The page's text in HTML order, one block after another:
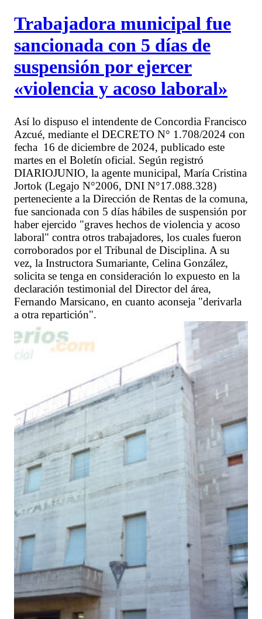
Trabajadora municipal fue
sancionada con 5 días de
suspensión por ejercer
«violencia y acoso laboral»
Así lo dispuso el intendente de Concordia Francisco
Azcué, mediante el DECRETO N° 1.708/2024 con
fecha 16 de diciembre de 2024, publicado este
martes en el Boletín oficial. Según registró
DIARIOJUNIO, la agente municipal, María Cristina
Jortok (Legajo N°2006, DNI N°17.088.328)
perteneciente a la Dirección de Rentas de la comuna,
fue sancionada con 5 días hábiles de suspensión por
haber ejercido "graves hechos de violencia y acoso
laboral" contra otros trabajadores, los cuales fueron
corroborados por el Tribunal de Disciplina. A su
vez, la Instructora Sumariante, Celina González,
solicita se tenga en consideración lo expuesto en la
declaración testimonial del Director del área,
Fernando Marsicano, en cuanto aconseja "derivarla
a otra repartición".